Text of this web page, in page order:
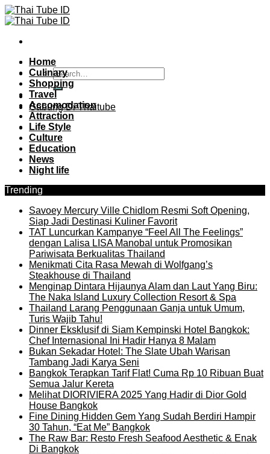
Skip
to
Gabung Di Thaitube
Home
Culinary
Shopping
Travel
Accomodation
Attraction
Life Style
Culture
Education
News
Night life
Trending
Savoey Mercury Ville Chidlom Resmi Soft Opening,
Siap Jadi Destinasi Kuliner Favorit
TAT Luncurkan Kampanye “Feel All The Feelings”
dengan Lalisa LISA Manobal untuk Promosikan
Pariwisata Berkualitas Thailand
Menikmati Cita Rasa Mewah di Wolfgang’s
Steakhouse di Thailand
Menginap Dintara Hijaunya Alam dan Laut Yang Biru:
The Naka Island Luxury Collection Resort & Spa
Thailand Larang Penggunaan Ganja untuk Umum,
Turis Wajib Tahu!
Dinner Eksklusif di Siam Kempinski Hotel Bangkok:
Chef Internasional Ini Hadir Hanya 8 Malam
Bukan Sekadar Hotel: The Slate Ubah Warisan
Tambang Jadi Karya Seni
Bangkok Terapkan Tarif Flat! Cuma Rp 10 Ribuan Buat
Semua Jalur Kereta
Melihat DIORIVIERA 2025 Yang Hadir di Dior Gold
House Bangkok
Fine Dining Hidden Gem Yang Sudah Berdiri Hampir
30 Tahun, “Eat Me” Bangkok
The Raw Bar: Resto Fresh Seafood Aesthetic & Enak
Di Bangkok